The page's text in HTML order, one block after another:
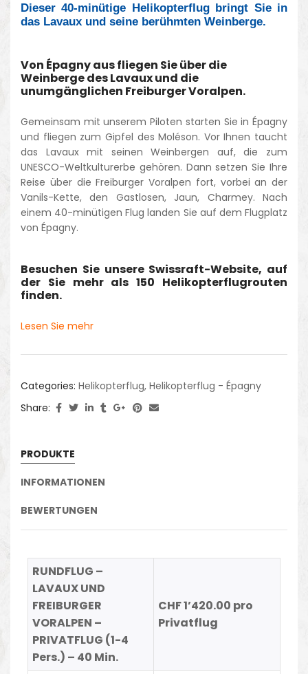
Dieser 40-minütige Helikopterflug bringt Sie in
das Lavaux und seine berühmten Weinberge.
Von Épagny aus fliegen Sie über die
Weinberge des Lavaux und die
unumgänglichen Freiburger Voralpen.
Gemeinsam mit unserem Piloten starten Sie in Épagny
und fliegen zum Gipfel des Moléson. Vor Ihnen taucht
das Lavaux mit seinen Weinbergen auf, die zum
UNESCO-Weltkulturerbe gehören. Dann setzen Sie Ihre
Reise über die Freiburger Voralpen fort, vorbei an der
Vanils-Kette, den Gastlosen, Jaun, Charmey. Nach
einem 40-minütigen Flug landen Sie auf dem Flugplatz
von Épagny.
Besuchen Sie unsere Swissraft-Website, auf
der Sie mehr als 150 Helikopterflugrouten
finden.
Lesen Sie mehr
Categories: Helikopterflug, Helikopterflug - Épagny
Share:
PRODUKTE
INFORMATIONEN
BEWERTUNGEN
RUNDFLUG –
LAVAUX UND
FREIBURGER
VORALPEN –
PRIVATFLUG (1-4
Pers.) – 40 Min.
CHF1’420.00 pro
Privatflug